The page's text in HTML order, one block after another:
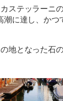
ステッラーニ
潮に達し、かつ
地となった石